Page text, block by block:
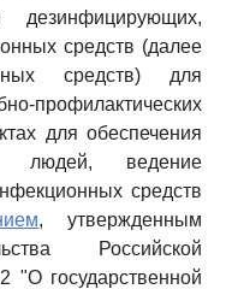
дезинфицирующих,
средств (далее
средств) для
профилактических
для обеспечения
людей, ведение
средств
, утвержденным
Российской
"О государственной